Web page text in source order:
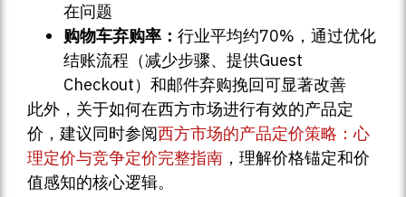
在问题
购物车弃购率： 行业平均约70%，通过优化
结账流程（减少步骤、提供Guest
Checkout）和邮件弃购挽回可显著改善
此外，关于如何在西方市场进行有效的产品定
价，建议同时参阅西方市场的产品定价策略：心
理定价与竞争定价完整指南 ，理解价格锚定和价
值感知的核心逻辑。